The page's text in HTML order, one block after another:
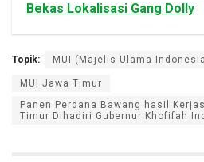
Bekas Lokalisasi Gang Dolly
Topik: MUI (Majelis Ulama
MUI Jawa Timur
Panen Perdana Bawang hasil
Timur Dihadiri Gubernur Khofifah